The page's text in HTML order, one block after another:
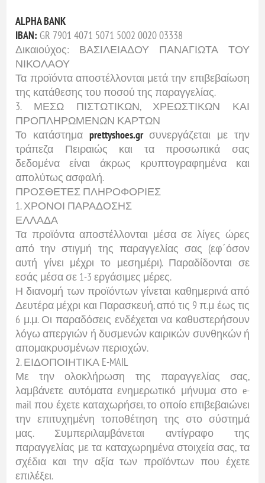
ALPHA BANK
IBAN: GR 7901 4071 5071 5002 0020 03338
Δικαιούχος: ΒΑΣΙΛΕΙΑΔΟΥ ΠΑΝΑΓΙΩΤΑ ΤΟΥ
ΝΙΚΟΛΑΟΥ
Τα προϊόντα αποστέλλονται μετά την επιβεβαίωση
της κατάθεσης του ποσού της παραγγελίας.
3. ΜΕΣΩ ΠΙΣΤΩΤΙΚΩΝ, ΧΡΕΩΣΤΙΚΩΝ ΚΑΙ
ΠΡΟΠΛΗΡΩΜΕΝΩΝ ΚΑΡΤΩΝ
Το κατάστημα prettyshoes.grσυνεργάζεται με την
τράπεζα Πειραιώς και τα προσωπικά σας
δεδομένα είναι άκρως κρυπτογραφημένα και
απολύτως ασφαλή.
ΠΡΟΣΘΕΤΕΣ ΠΛΗΡΟΦΟΡΙΕΣ
1. ΧΡΟΝΟΙ ΠΑΡΑΔΟΣΗΣ
ΕΛΛΑΔΑ
Τα προϊόντα αποστέλλονται μέσα σε λίγες ώρες
από την στιγμή της παραγγελίας σας (εφ΄όσον
αυτή γίνει μέχρι το μεσημέρι). Παραδίδονται σε
εσάς μέσα σε 1-3 εργάσιμες μέρες.
Η διανομή των προϊόντων γίνεται καθημερινά από
Δευτέρα μέχρι και Παρασκευή, από τις 9 π.μ έως τις
6 μ.μ. Οι παραδόσεις ενδέχεται να καθυστερήσουν
λόγω απεργιών ή δυσμενών καιρικών συνθηκών ή
απομακρυσμένων περιοχών.
2. ΕΙΔΟΠΟΙΗΤΙΚΑ E-MAIL
Με την ολοκλήρωση της παραγγελίας σας,
λαμβάνετε αυτόματα ενημερωτικό μήνυμα στο e-
mail που έχετε καταχωρήσει, το οποίο επιβεβαιώνει
την επιτυχημένη τοποθέτηση της στο σύστημά
μας. Συμπεριλαμβάνεται αντίγραφο της
παραγγελίας με τα καταχωρημένα στοιχεία σας, τα
σχέδια και την αξία των προϊόντων που έχετε
επιλέξει.